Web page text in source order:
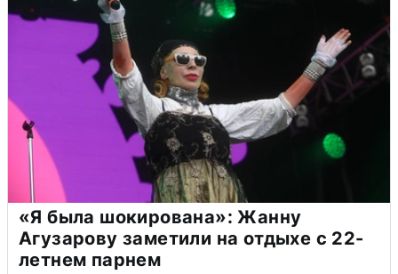
«Я была шокирована»: Жанну
Агузарову заметили на отдыхе с 22-
летнем парнем